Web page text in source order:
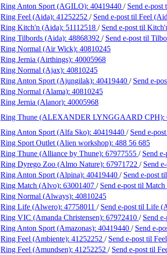
Ring Anton Sport (AGILO): 40419440 / Send e-post
Ring Feel (Aida): 41252252 / Send e-post til Feel
Ring Kitch'n (Aida): 51112518 / Send e-post til
Ring Tilbords (Aida): 48868392 / Send e-post til
Ring Normal (Air Wick): 40810245
Ring Jernia (Airthings): 40005968
Ring Normal (Ajax): 40810245
Ring Anton Sport (Ajungilak): 40419440 / Send e-
Ring Normal (Alama): 40810245
Ring Jernia (Alanor): 40005968
Ring Thune (ALEXANDER LYNGGAARD CPH):
Ring Anton Sport (Alfa Sko): 40419440 / Send e-post
Ring Sport Outlet (Alien workshop): 488 56 685
Ring Thune (Alliance by Thune): 67977555 / Send
Ring Dyrego Zoo (Almo Nature): 67971722 / Send
Ring Anton Sport (Alpina): 40419440 / Send e-post
Ring Match (Alvo): 63001407 / Send e-post til
Ring Normal (Always): 40810245
Ring Life (Alwero): 47758011 / Send e-post til Life
Ring VIC (Amanda Christensen): 67972410 / Send
Ring Anton Sport (Amazonas): 40419440 / Send e-
Ring Feel (Ambiente): 41252252 / Send e-post til
Ring Feel (Amundsen): 41252252 / Send e-post til